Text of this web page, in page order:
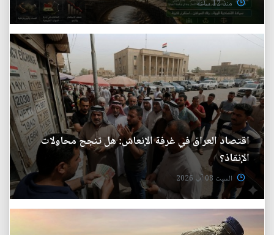
منذ 12 ساعة
اقتصاد العراق في غرفة الإنعاش: هل تنجح محاولات
الإنقاذ؟
السبت 08 آب 2026